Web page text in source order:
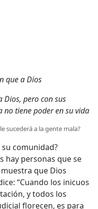
que a Dios
pero con sus
no tiene poder en su vida
le sucederá a la gente mala?
su comunidad?
hay personas que se
que Dios
“Cuando los inicuos
y todos los
florecen, es para